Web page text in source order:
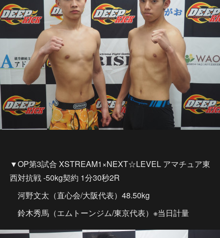
▼OP第3試合 XSTREAM1×NEXT☆LEVEL アマチュア東
西対抗戦 -50kg契約 1分30秒2R
河野文太（直心会/大阪代表）48.50kg
鈴木秀馬（エムトーンジム/東京代表）※当日計量